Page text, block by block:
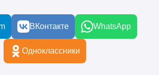
ВКонтакте WhatsApp
Одноклассники